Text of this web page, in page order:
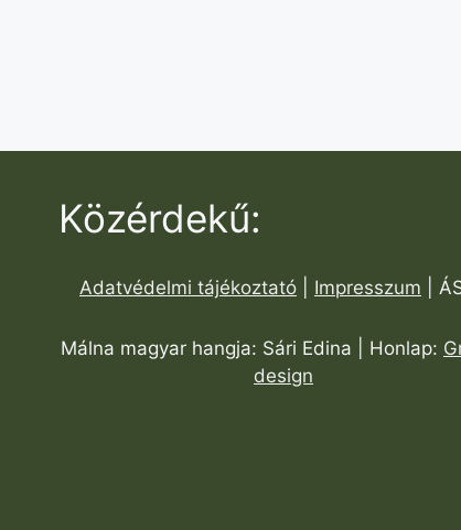
Közérdekű:
Adatvédelmi tájékoztató Impresszum |
Málna magyar hangja: Sári Edina | Honlap:
design